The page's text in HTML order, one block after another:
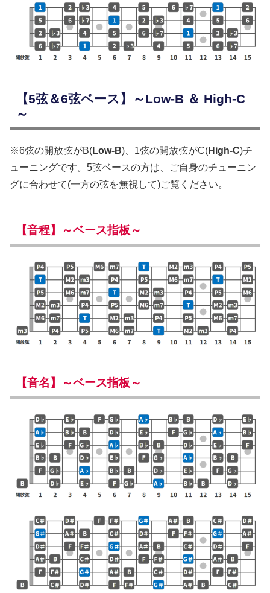
【5弦＆6弦ベース】～Low-B ＆ High-C
～
※6弦の開放弦がB(Low-B)、1弦の開放弦がC(High-C)チ
ューニングです。5弦ベースの方は、ご自身のチューニン
グに合わせて(一方の弦を無視して)ご覧ください。
【音程】～ベース指板～
【音名】～ベース指板～